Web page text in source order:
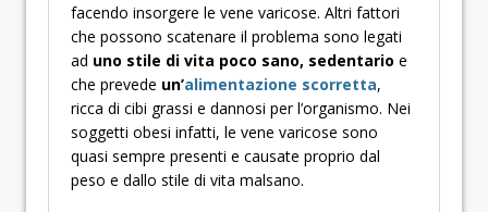
facendo insorgere le vene varicose. Altri fattori
che possono scatenare il problema sono legati
ad uno stile di vita poco sano, sedentario e
che prevede un’alimentazione scorretta,
ricca di cibi grassi e dannosi per l’organismo. Nei
soggetti obesi infatti, le vene varicose sono
quasi sempre presenti e causate proprio dal
peso e dallo stile di vita malsano.